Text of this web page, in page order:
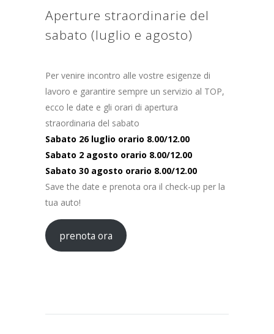
Aperture straordinarie del
sabato (luglio e agosto)
Per venire incontro alle vostre esigenze di
lavoro e garantire sempre un servizio al TOP,
ecco le date e gli orari di apertura
straordinaria del sabato
Sabato 26 luglio orario 8.00/12.00
Sabato 2 agosto orario 8.00/12.00
Sabato 30 agosto orario 8.00/12.00
Save the date e prenota ora il check-up per la
tua auto!
prenota ora